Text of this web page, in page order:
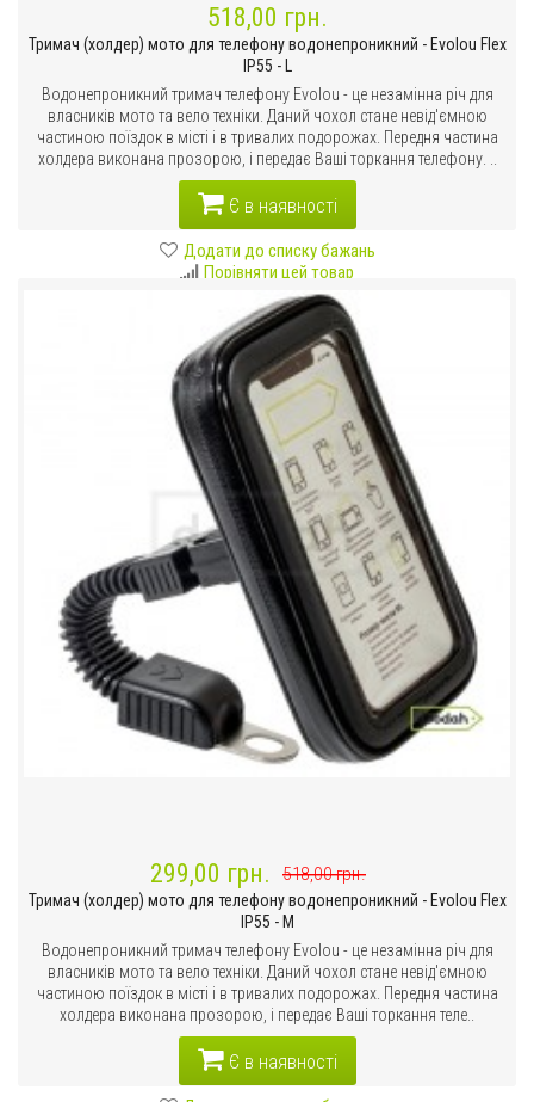
518,00 грн.
Тримач (холдер) мото для телефону водонепроникний - Evolou Flex
IP55 - L
Водонепроникний тримач телефону Evolou - це незамінна річ для
власників мото та вело техніки. Даний чохол стане невід'ємною
частиною поїздок в місті і в тривалих подорожах. Передня частина
холдера виконана прозорою, і передає Ваші торкання телефону. ..
Є в наявності
Додати до списку бажань
Порівняти цей товар
299,00 грн. 518,00 грн.
Тримач (холдер) мото для телефону водонепроникний - Evolou Flex
IP55 - M
Водонепроникний тримач телефону Evolou - це незамінна річ для
власників мото та вело техніки. Даний чохол стане невід'ємною
частиною поїздок в місті і в тривалих подорожах. Передня частина
холдера виконана прозорою, і передає Ваші торкання теле..
Є в наявності